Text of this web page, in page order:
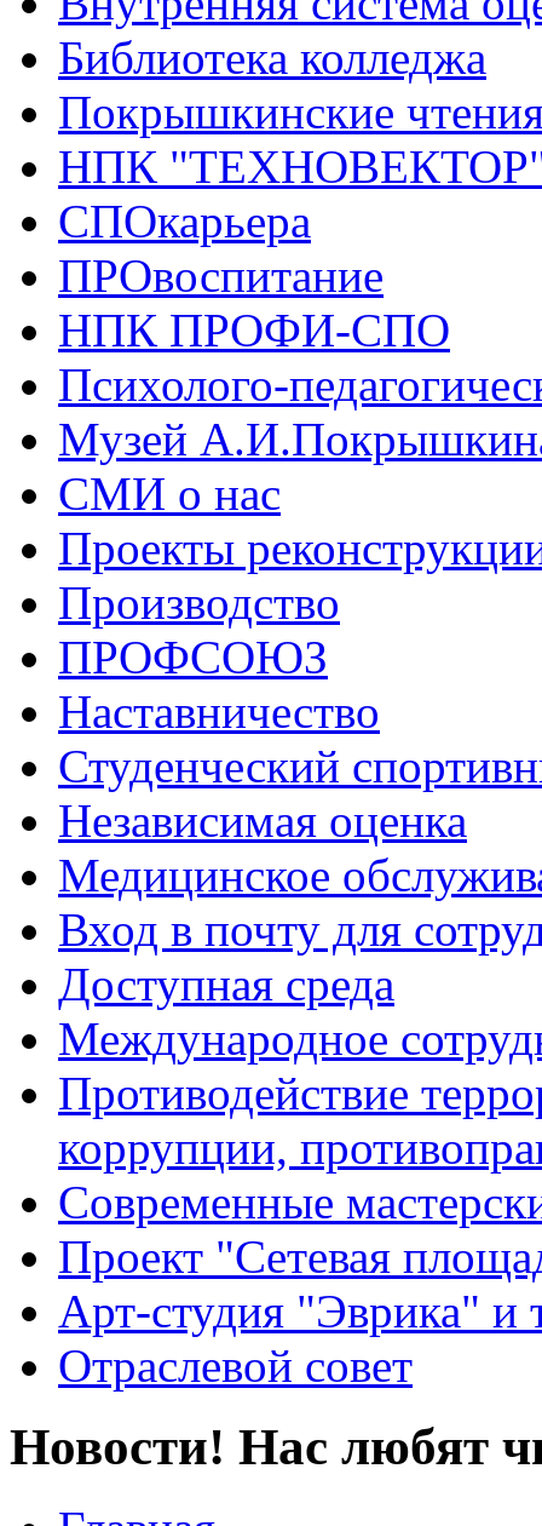
Библиотека колледжа
Покрышкинские
НПК
СПОкарьера
ПРОвоспитание
НПК ПРОФИ-СПО
Психолого-
Музей
СМИ о нас
Проекты
Производство
ПРОФСОЮЗ
Наставничество
Студенческий
Независимая оценка
Медицинское
Вход в почту для
Доступная среда
Международное
Противодействие
коррупции,
Современные
Проект "Сетевая
Арт-студия "Эврика" и
Отраслевой совет
Новости! Нас любят